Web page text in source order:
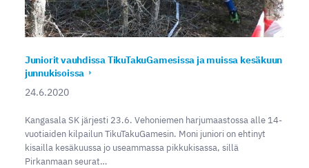
Juniorit vauhdissa TikuTakuGamesissa ja muissa kesäkuun
junnukisoissa
24.6.2020
Kangasala SK järjesti 23.6. Vehoniemen harjumaastossa alle 14-
vuotiaiden kilpailun TikuTakuGamesin. Moni juniori on ehtinyt
kisailla kesäkuussa jo useammassa pikkukisassa, sillä
Pirkanmaan seurat…